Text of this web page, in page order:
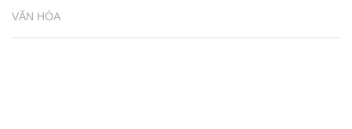
VĂN HÓA